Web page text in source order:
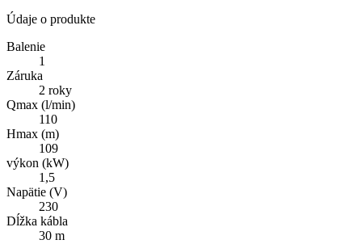
Údaje o produkte
Balenie
1
Záruka
2 roky
Qmax (l/min)
110
Hmax (m)
109
výkon (kW)
1,5
Napätie (V)
230
Dĺžka kábla
30 m